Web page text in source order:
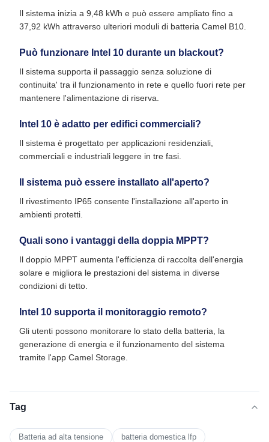
Il sistema inizia a 9,48 kWh e può essere ampliato fino a
37,92 kWh attraverso ulteriori moduli di batteria Camel B10.
Può funzionare Intel 10 durante un blackout?
Il sistema supporta il passaggio senza soluzione di
continuita' tra il funzionamento in rete e quello fuori rete per
mantenere l'alimentazione di riserva.
Intel 10 è adatto per edifici commerciali?
Il sistema è progettato per applicazioni residenziali,
commerciali e industriali leggere in tre fasi.
Il sistema può essere installato all'aperto?
Il rivestimento IP65 consente l'installazione all'aperto in
ambienti protetti.
Quali sono i vantaggi della doppia MPPT?
Il doppio MPPT aumenta l'efficienza di raccolta dell'energia
solare e migliora le prestazioni del sistema in diverse
condizioni di tetto.
Intel 10 supporta il monitoraggio remoto?
Gli utenti possono monitorare lo stato della batteria, la
generazione di energia e il funzionamento del sistema
tramite l'app Camel Storage.
Tag
Batteria ad alta tensione
batteria domestica lfp